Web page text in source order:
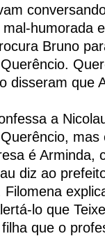
mal-humorada
Bruno
disseram que
a
é Arminda,
diz ao
Filomena
lo que
que o